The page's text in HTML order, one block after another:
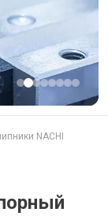
NACHI